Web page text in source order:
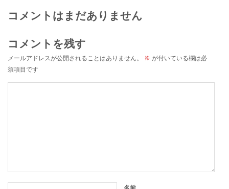
コメントはまだありません
コメントを残す
メールアドレスが公開されることはありません。 ※ が付いている欄は必
須項目です